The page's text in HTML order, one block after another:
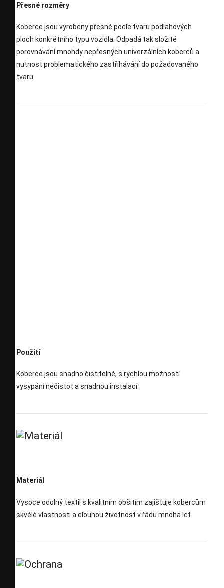
Přesné rozměry
Koberce jsou vyrobeny přesně podle tvaru podlahových
ploch konkrétního typu vozidla. Odpadá tak složité
porovnávání mnohdy nepřesných univerzálních koberců a
nutnost problematického zastřihávání do požadovaného
tvaru.
Použití
Koberce jsou snadno čistitelné, s rychlou možností
vysypání nečistot a snadnou instalací.
Materiál
Vysoce odolný textil s kvalitním obšitím zajišťuje kobercům
skvělé vlastnosti a dlouhou životnost v řádu mnoha let.